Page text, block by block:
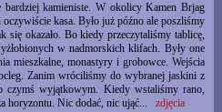
bardziej kamieniste. W okolicy Kamen Brjag
kasa. Było już późno ale poszliśmy
okazało. Bo kiedy przeczytaliśmy tablicę,
w nadmorskich klifach. Były one
mieszkalne, monastyry i grobowce. Wejścia
Zanim wróciliśmy do wybranej jaskini z
czymś wyjątkowym. Kiedy wstaliśmy rano,
horyzontu. Nic dodać, nic ująć... zdjęcia